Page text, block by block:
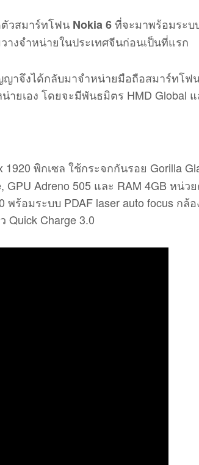
วสมาร์ทโฟน Nokia 6ที่จะมาพร้อมระบ
างจำหน่ายในประเทศจีนก่อนเป็นที่แรก
าจึงได้กลับมาจำหน่ายมือถือสมาร์ทโฟ
ยเอง โดยจะมีพันธมิตร HMD Global แ
พิกเซล ใช้กระจกกันรอย Gorilla
Adreno 505 และ RAM 4GB หน่ว
พร้อมระบบ PDAF laser auto focus กล้
Quick Charge 3.0